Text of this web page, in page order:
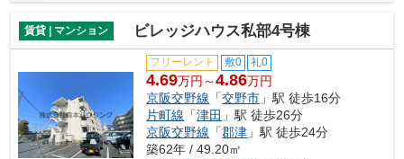
賃貸 | マンション ビレッジハウス私部4号棟
フリーレント 敷0 礼0
4.69万円～4.86万円
京阪交野線 「交野市 」駅 徒歩16分
片町線 「津田 」駅 徒歩26分
京阪交野線 「郡津 」駅 徒歩24分
築62年 / 49.20㎡